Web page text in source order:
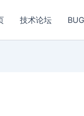
技术论坛